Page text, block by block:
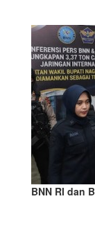
BNN RI dan